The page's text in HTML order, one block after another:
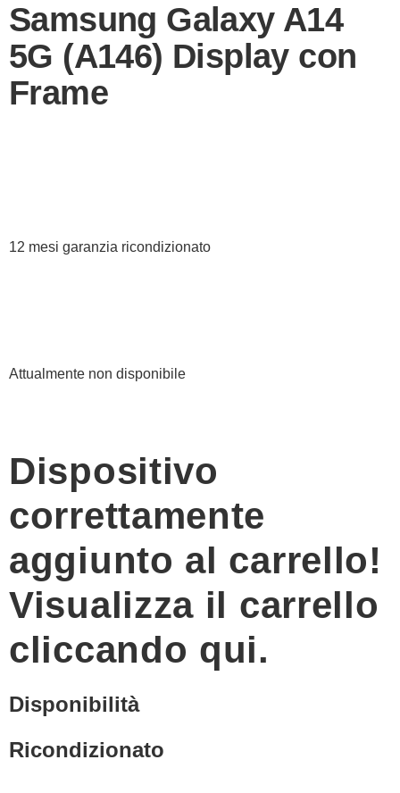
Samsung Galaxy A14
5G (A146) Display con
Frame
12 mesi garanzia ricondizionato
Attualmente non disponibile
Dispositivo
correttamente
aggiunto al carrello!
Visualizza il carrello
cliccando qui.
Disponibilità
Ricondizionato